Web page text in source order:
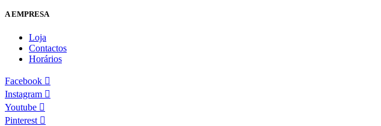
A EMPRESA
Loja
Contactos
Horários
Facebook
Instagram
Youtube
Pinterest